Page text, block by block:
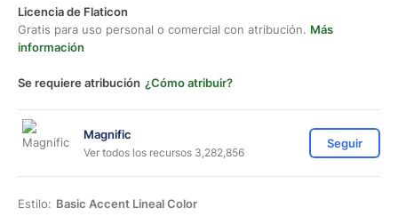
Licencia de Flaticon
Gratis para uso personal o comercial con atribución. Más
información
Se requiere atribución ¿Cómo atribuir?
Magnific
Ver todos los recursos 3,282,856
Seguir
Estilo: Basic Accent Lineal Color